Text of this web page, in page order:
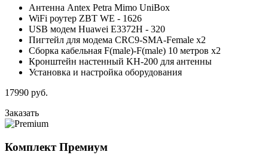
Антенна Antex Petra Mimo UniBox
WiFi роутер ZBT WE - 1626
USB модем Huawei E3372H - 320
Пигтейл для модема CRC9-SMA-Female x2
Сборка кабельная F(male)-F(male) 10 метров x2
Кронштейн настенный KH-200 для антенны
Установка и настройка оборудования
17990 руб.
Заказать
КомплектПремиум